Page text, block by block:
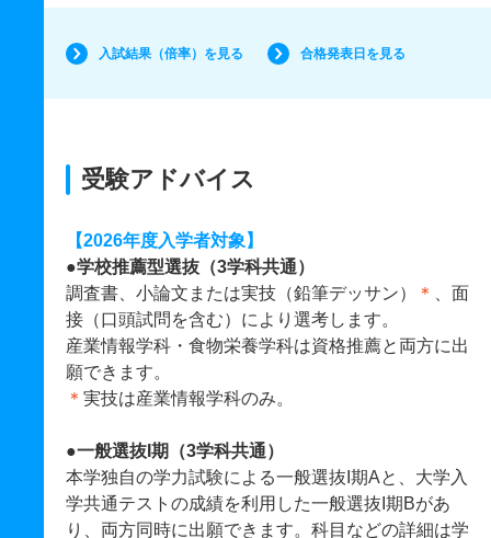
入試結果（倍率）を見る 合格発表日を見る
受験アドバイス
【2026年度入学者対象】
●学校推薦型選抜（3学科共通）
調査書、小論文または実技（鉛筆デッサン）
＊
、面
接（口頭試問を含む）により選考します。
産業情報学科・食物栄養学科は資格推薦と両方に出
願できます。
＊ 実技は産業情報学科のみ。
●一般選抜I期（3学科共通）
本学独自の学力試験による一般選抜I期Aと、大学入
学共通テストの成績を利用した一般選抜I期Bがあ
り、両方同時に出願できます。科目などの詳細は学